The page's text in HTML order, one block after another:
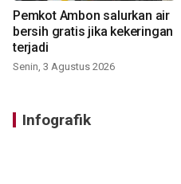
Pemkot Ambon salurkan air
bersih gratis jika kekeringan
terjadi
Senin, 3 Agustus 2026
Infografik